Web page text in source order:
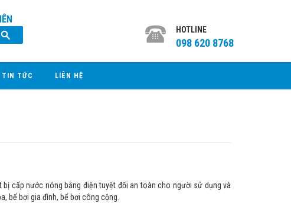
HOTLINE
098 620 8768
TIN TỨC LIÊN HỆ
cấp nước nóng bằng điện tuyệt đối an toàn cho người sử dụng và
bể bơi gia đình, bể bơi công cộng.